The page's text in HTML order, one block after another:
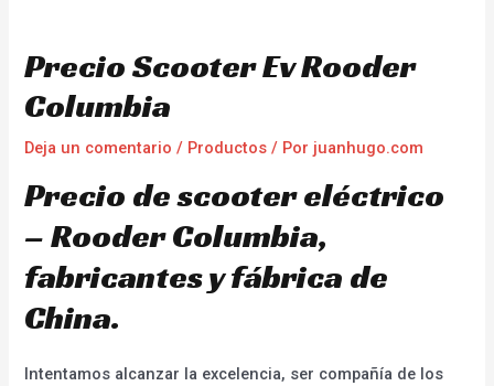
Precio Scooter Ev Rooder
Columbia
Deja un comentario / Productos / Por juanhugo.com
Precio de scooter eléctrico
– Rooder Columbia,
fabricantes y fábrica de
China.
Intentamos alcanzar la excelencia, ser compañía de los